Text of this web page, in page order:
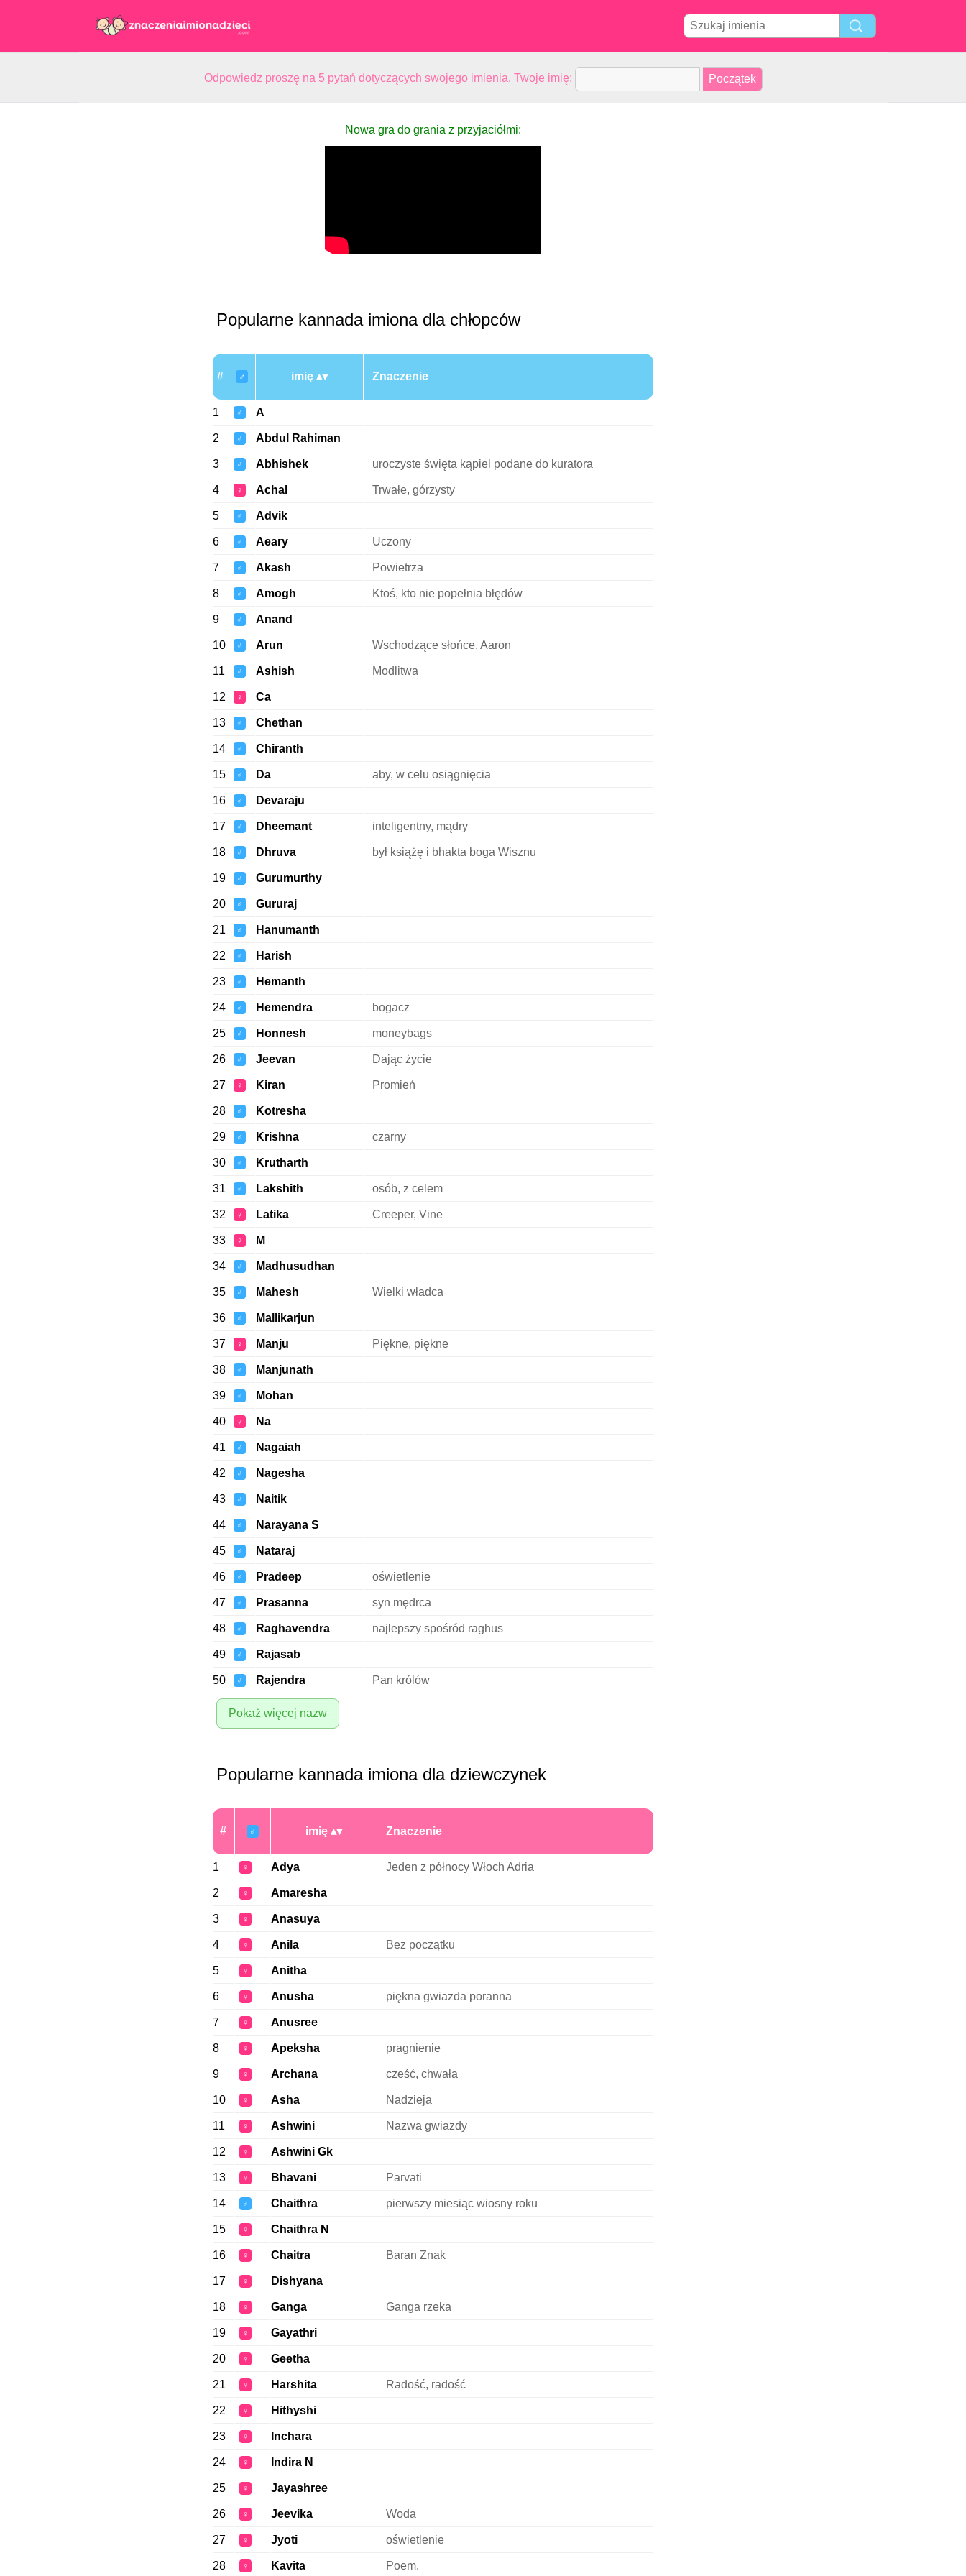
Odpowiedz proszę na 5 pytań dotyczących swojego imienia. Twoje imię:
Nowa gra do grania z przyjaciółmi:
Popularne kannada imiona dla chłopców
# ♂ imię Znaczenie
1 ♂ A
2 ♂ Abdul Rahiman
3 ♂ Abhishek uroczyste święta kąpiel podane do kuratora
4 ♀ Achal Trwałe, górzysty
5 ♂ Advik
6 ♂ Aeary Uczony
7 ♂ Akash Powietrza
8 ♂ Amogh Ktoś, kto nie popełnia błędów
9 ♂ Anand
10 ♂ Arun Wschodzące słońce, Aaron
11 ♂ Ashish Modlitwa
12 ♀ Ca
13 ♂ Chethan
14 ♂ Chiranth
15 ♂ Da aby, w celu osiągnięcia
16 ♂ Devaraju
17 ♂ Dheemant inteligentny, mądry
18 ♂ Dhruva był książę i bhakta boga Wisznu
19 ♂ Gurumurthy
20 ♂ Gururaj
21 ♂ Hanumanth
22 ♂ Harish
23 ♂ Hemanth
24 ♂ Hemendra bogacz
25 ♂ Honnesh moneybags
26 ♂ Jeevan Dając życie
27 ♀ Kiran Promień
28 ♂ Kotresha
29 ♂ Krishna czarny
30 ♂ Krutharth
31 ♂ Lakshith osób, z celem
32 ♀ Latika Creeper, Vine
33 ♀ M
34 ♂ Madhusudhan
35 ♂ Mahesh Wielki władca
36 ♂ Mallikarjun
37 ♀ Manju Piękne, piękne
38 ♂ Manjunath
39 ♂ Mohan
40 ♀ Na
41 ♂ Nagaiah
42 ♂ Nagesha
43 ♂ Naitik
44 ♂ Narayana S
45 ♂ Nataraj
46 ♂ Pradeep oświetlenie
47 ♂ Prasanna syn mędrca
48 ♂ Raghavendra najlepszy spośród raghus
49 ♂ Rajasab
50 ♂ Rajendra Pan królów
Pokaż więcej nazw
Popularne kannada imiona dla dziewczynek
# ♂ imię Znaczenie
1 ♀ Adya Jeden z północy Włoch Adria
2 ♀ Amaresha
3 ♀ Anasuya
4 ♀ Anila Bez początku
5 ♀ Anitha
6 ♀ Anusha piękna gwiazda poranna
7 ♀ Anusree
8 ♀ Apeksha pragnienie
9 ♀ Archana cześć, chwała
10 ♀ Asha Nadzieja
11 ♀ Ashwini Nazwa gwiazdy
12 ♀ Ashwini Gk
13 ♀ Bhavani Parvati
14 ♂ Chaithra pierwszy miesiąc wiosny roku
15 ♀ Chaithra N
16 ♀ Chaitra Baran Znak
17 ♀ Dishyana
18 ♀ Ganga Ganga rzeka
19 ♀ Gayathri
20 ♀ Geetha
21 ♀ Harshita Radość, radość
22 ♀ Hithyshi
23 ♀ Inchara
24 ♀ Indira N
25 ♀ Jayashree
26 ♀ Jeevika Woda
27 ♀ Jyoti oświetlenie
28 ♀ Kavita Poem.